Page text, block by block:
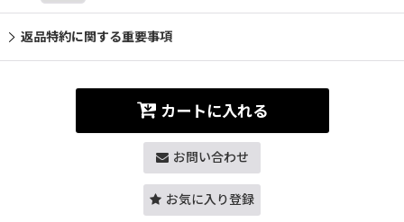
返品特約に関する重要事項
カートに入れる
お問い合わせ
お気に入り登録